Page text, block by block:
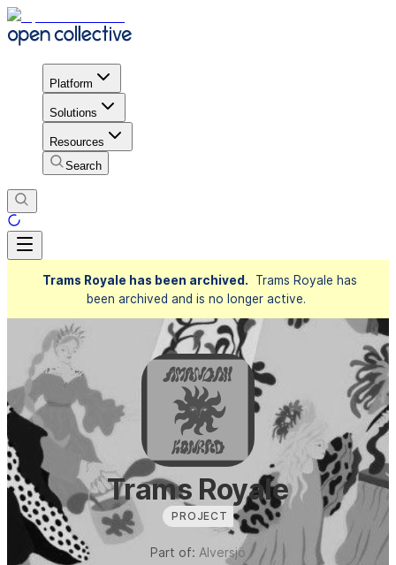
Platform
Solutions
Resources
Search
Trams Royale has been archived.
Trams Royale has
been archived and is no longer active.
Trams Royale
PROJECT
Part of: Alversjö